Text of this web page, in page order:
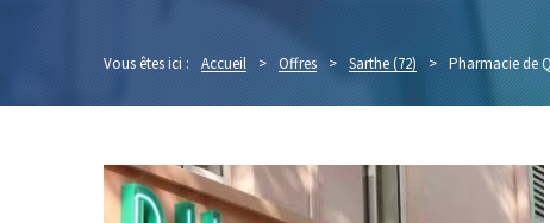
Vous êtes ici : Accueil > Offres > Sarthe (72) > Pharmacie de